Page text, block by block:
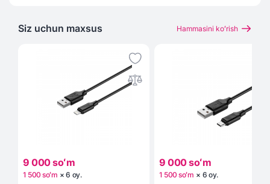
Siz uchun maxsus Hammasini koʻrish
9 000 soʻm
1 500 soʻm ×6 oy.
9 000 soʻm
1 500 soʻm × 6 oy.